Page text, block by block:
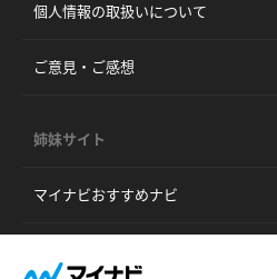
個人情報の取扱いについて
ご意見・ご感想
姉妹サイト
マイナビおすすめナビ